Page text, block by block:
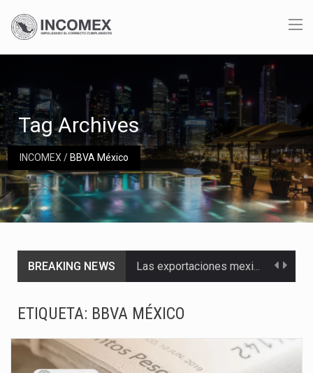
INCOMEX/ BBVA México
Tag Archives
BREAKING NEWS Las exportaciones mexicanas de vehículos ligeros disminuyeron 9.67 % en julio a tasa anual, alcanzando…
ETIQUETA: BBVA MÉXICO